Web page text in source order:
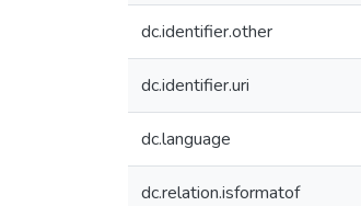
dc.identifier.other
dc.identifier.uri
dc.language
dc.relation.isformatof